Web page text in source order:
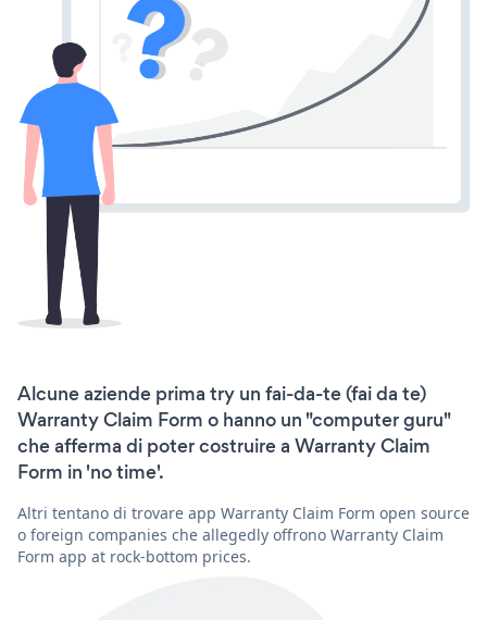
Alcune aziende prima try un fai-da-te (fai da te)
Warranty Claim Form o hanno un "computer guru"
che afferma di poter costruire a Warranty Claim
Form in 'no time'.
Altri tentano di trovare app Warranty Claim Form open source
o foreign companies che allegedly offrono Warranty Claim
Form app at rock-bottom prices.